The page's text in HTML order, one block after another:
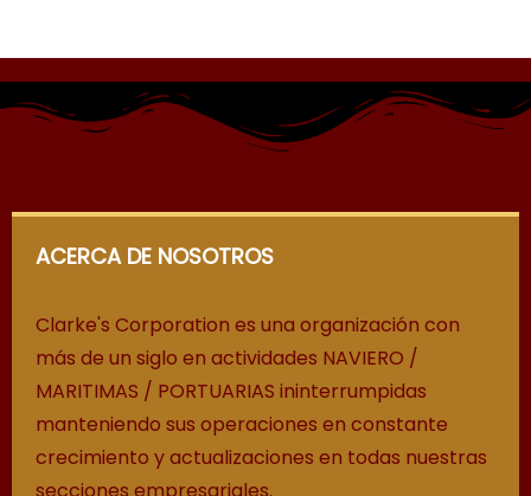
ACERCA DE NOSOTROS
Clarke's Corporation es una organización con
más de un siglo en actividades NAVIERO /
MARITIMAS / PORTUARIAS ininterrumpidas
manteniendo sus operaciones en constante
crecimiento y actualizaciones en todas nuestras